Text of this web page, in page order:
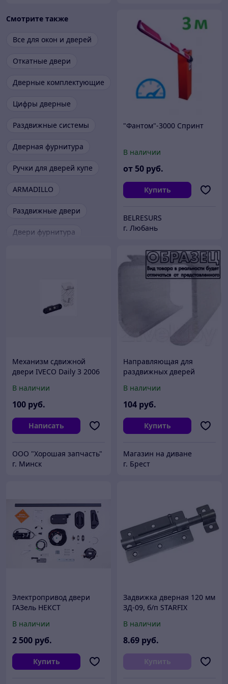
Смотрите также
Все для окон и дверей
Откатные двери
Дверные комплектующие
Цифры дверные
Раздвижные системы
Дверная фурнитура
Ручки для дверей купе
ARMADILLO
Раздвижные двери
Двери фурнитура
"Фантом"-3000 Спринт
В наличии
от 50 руб.
Купить
BELRESURS
г. Любань
Механизм сдвижной
двери IVECO Daily 3 2006
В наличии
100 руб.
Написать
ООО "Хорошая запчасть"
г. Минск
Направляющая для
раздвижных дверей
60x80x1.8x3000 Track
В наличии
104 руб.
Купить
Магазин на диване
г. Брест
Электропривод двери
ГАЗель НЕКСТ
Спецкомплект КРОКО 101
30.01.000.0001 (Адор)
В наличии
2 500 руб.
Купить
Задвижка дверная 120 мм
ЗД-09, б/п STARFIX
В наличии
8.69 руб.
Купить